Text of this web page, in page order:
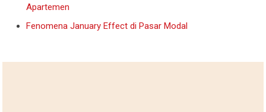
Apartemen
Fenomena January Effect di Pasar Modal